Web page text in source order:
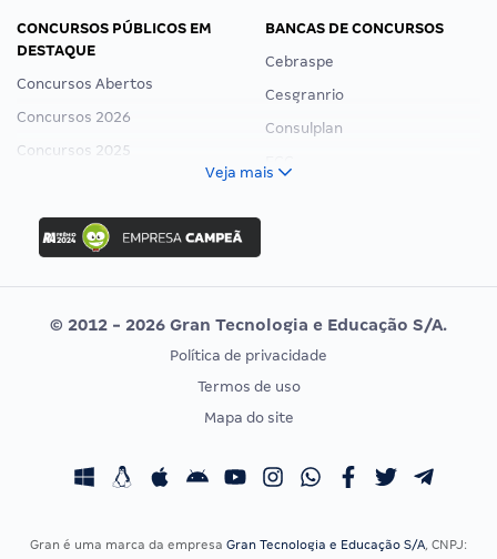
CONCURSOS PÚBLICOS EM
DESTAQUE
Concursos Abertos
Concursos 2026
Concursos 2025
Concurso Ibama
Concurso MPU
Editais publicados
BANCAS DE CONCURSOS
Cebraspe
Cesgranrio
Consulplan
Vunesp
CONCURSOS POR PROFISSÃO
Concursos Fiscais
EXAME DE ORDEM
Calendário OAB
Veja mais
© 2012 - 2026 Gran Tecnologia e Educação S/A.
Política de privacidade
Termos de uso
Mapa do site
Gran é uma marca da empresa Gran Tecnologia e Educação S/A, CNPJ: